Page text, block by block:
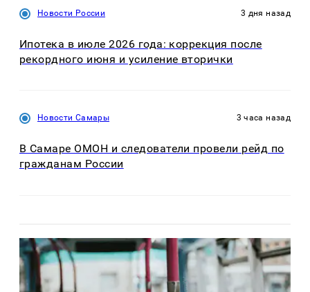
Новости России 3 дня назад
Ипотека в июле 2026 года: коррекция после
рекордного июня и усиление вторички
Новости Самары 3 часа назад
В Самаре ОМОН и следователи провели рейд по
гражданам России